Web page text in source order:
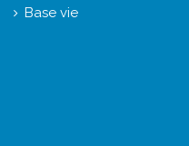
Base vie